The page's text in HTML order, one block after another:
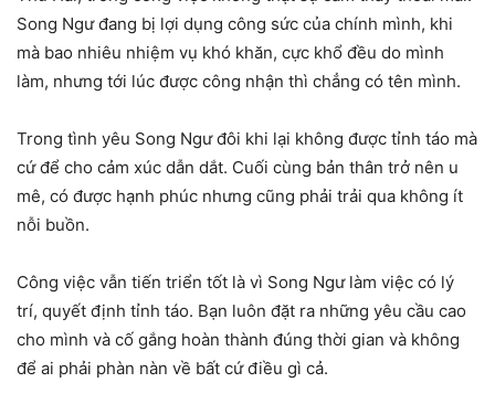
Song Ngư đang bị lợi dụng công sức của chính mình, khi
mà bao nhiêu nhiệm vụ khó khăn, cực khổ đều do mình
làm, nhưng tới lúc được công nhận thì chẳng có tên mình.
Trong tình yêu Song Ngư đôi khi lại không được tỉnh táo mà
cứ để cho cảm xúc dẫn dắt. Cuối cùng bản thân trở nên u
mê, có được hạnh phúc nhưng cũng phải trải qua không ít
nỗi buồn.
Công việc vẫn tiến triển tốt là vì Song Ngư làm việc có lý
trí, quyết định tỉnh táo. Bạn luôn đặt ra những yêu cầu cao
cho mình và cố gắng hoàn thành đúng thời gian và không
để ai phải phàn nàn về bất cứ điều gì cả.